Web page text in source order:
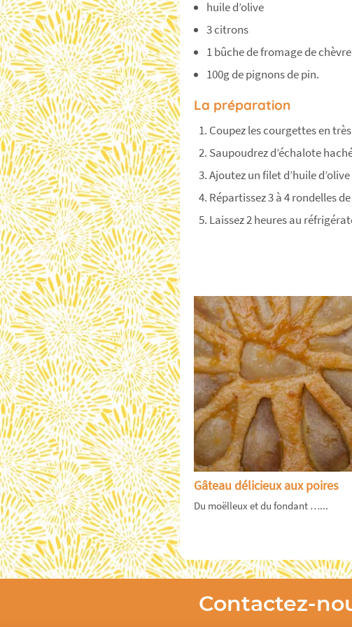
huile d’olive
3 citrons
1 bûche de fromage de
100g de pignons de pin.
La préparation
Coupez les courgettes en
Saupoudrez d’échalote
Ajoutez un filet d’huile
Répartissez 3 à 4 rondelles
Laissez 2 heures au
Gâteau délicieux aux poires
Du moëlleux et du fondant …...
Contactez-